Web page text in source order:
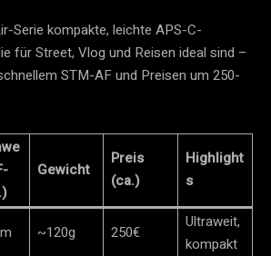
Serie kompakte, leichte APS-C-
für Street, Vlog und Reisen ideal sind –
STM-AF und Preisen um 250-
Gewicht
Preis
(ca.)
Highlight
s
~120g 250€
Ultraweit,
kompakt